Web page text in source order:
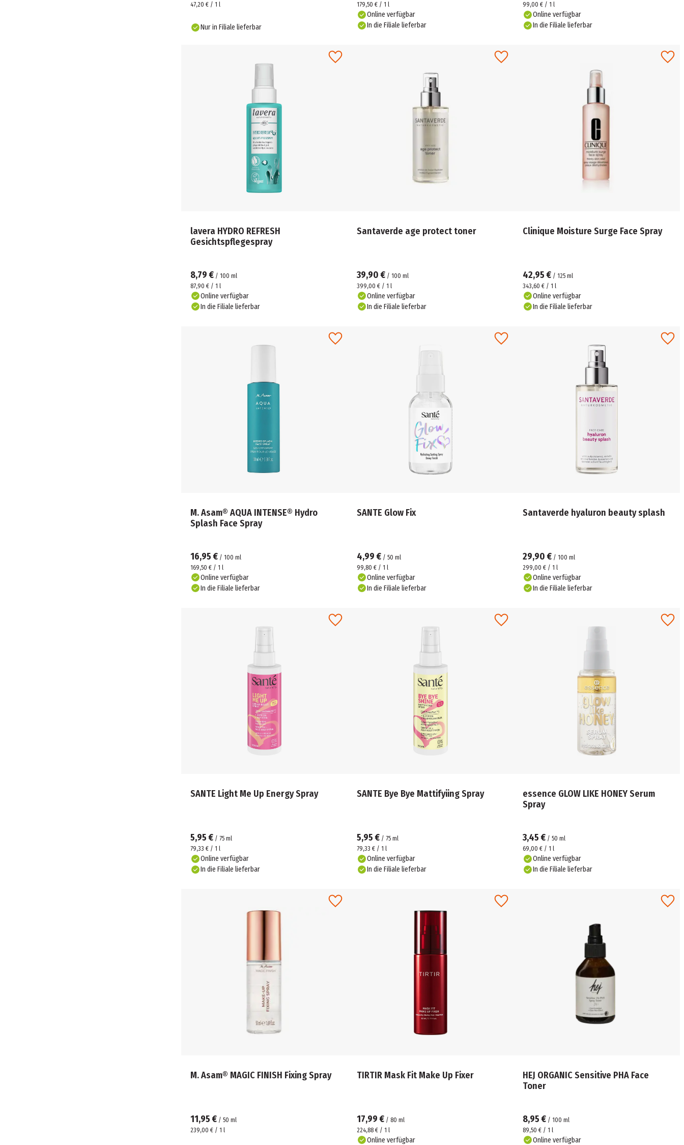
47,20 € / 1 l
Nur in Filiale lieferbar
179,50 € / 1 l
Online verfügbar
In die Filiale lieferbar
99,00 € / 1 l
Online verfügbar
In die Filiale lieferbar
lavera HYDRO REFRESH
Gesichtspflegespray
8,79 € / 100 ml
87,90 € / 1 l
Online verfügbar
In die Filiale lieferbar
Santaverde age protect toner
39,90 €/ 100 ml
399,00 € / 1 l
Online verfügbar
In die Filiale lieferbar
Clinique Moisture Surge Face Spray
42,95 € / 125 ml
343,60 € / 1 l
Online verfügbar
In die Filiale lieferbar
M. Asam® AQUA INTENSE® Hydro
Splash Face Spray
16,95 € / 100 ml
169,50 € / 1 l
Online verfügbar
In die Filiale lieferbar
SANTE Glow Fix
4,99 €/ 50 ml
99,80 € / 1 l
Online verfügbar
In die Filiale lieferbar
Santaverde hyaluron beauty splash
29,90 € / 100 ml
299,00 € / 1 l
Online verfügbar
In die Filiale lieferbar
SANTE Light Me Up Energy Spray
5,95 € / 75 ml
79,33 € / 1 l
Online verfügbar
In die Filiale lieferbar
SANTE Bye Bye Mattifyiing Spray
5,95 €/ 75 ml
79,33 € / 1 l
Online verfügbar
In die Filiale lieferbar
essence GLOW LIKE HONEY Serum
Spray
3,45 € /50 ml
69,00 € / 1 l
Online verfügbar
In die Filiale lieferbar
M. Asam® MAGIC FINISH Fixing Spray
11,95 € / 50 ml
239,00 € / 1 l
TIRTIR Mask Fit Make Up Fixer
17,99 €/ 80 ml
224,88 € / 1 l
Online verfügbar
HEJ ORGANIC Sensitive PHA Face
Toner
8,95 € / 100 ml
89,50 € / 1 l
Online verfügbar